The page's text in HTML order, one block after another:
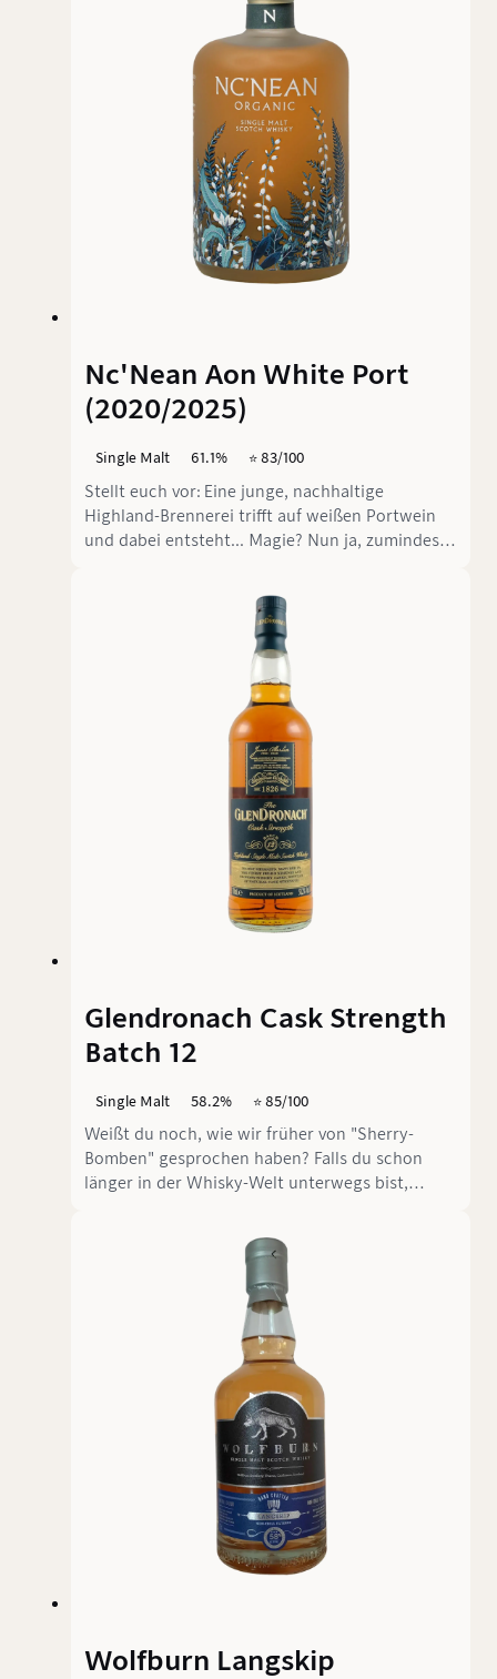
Nc'Nean Aon White Port
(2020/2025)
Single Malt 61.1% ⭐️ 83/100
Stellt euch vor: Eine junge, nachhaltige
Highland-Brennerei trifft auf weißen Portwein
und dabei entsteht... Magie? Nun ja, zumindest
Dinge passieren können, wenn man mutig
genug ist, ein bisschen verrückt zu sein. Mit
stolzen 61,1% Alkoholstärke ist das hier definitiv
kein Whisky für Weicheier, aber für alle anderen
könnte es ein sommerlicher Traum werden.
Glendronach Cask Strength
Batch 12
Single Malt 58.2% ⭐️ 85/100
Weißt du noch, wie wir früher von "Sherry-
Bomben" gesprochen haben? Falls du schon
länger in der Whisky-Welt unterwegs bist,
Geschmacksgranate galt. Der Glendronach Cask
Strength Batch 12 mit seinen 58,2% Vol. ist so
ein Whisky, der mich nachdenklich macht –
nicht weil er schlecht wäre, sondern weil er
perfekt zeigt, wie sich unsere Wahrnehmung
über die Jahre verändert hat.
Wolfburn Langskip